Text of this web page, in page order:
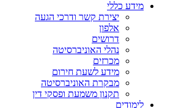
מידע כללי
יצירת קשר ודרכי הגעה
אלפון
דרושים
נהלי האוניברסיטה
מכרזים
מידע לשעת חירום
מבקרת האוניברסיטה
תקנון משמעת ופסקי דין
לימודים